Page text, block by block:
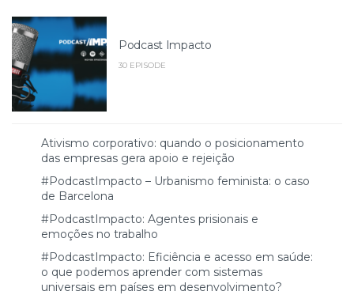
Podcast Impacto
30 EPISODE
Ativismo corporativo: quando o posicionamento
das empresas gera apoio e rejeição
#PodcastImpacto – Urbanismo feminista: o caso
de Barcelona
#PodcastImpacto: Agentes prisionais e
emoções no trabalho
#PodcastImpacto: Eficiência e acesso em saúde:
o que podemos aprender com sistemas
universais em países em desenvolvimento?